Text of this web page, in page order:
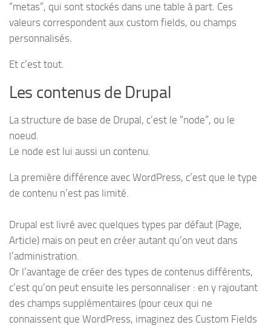
“metas”, qui sont stockés dans une table à part. Ces
valeurs correspondent aux custom fields, ou champs
personnalisés.
Et c’est tout.
Les contenus de Drupal
La structure de base de Drupal, c’est le “node”, ou le
noeud.
Le node est lui aussi un contenu.
La première différence avec WordPress, c’est que le type
de contenu n’est pas limité.
Drupal est livré avec quelques types par défaut (Page,
Article) mais on peut en créer autant qu’on veut dans
l’administration.
Or l’avantage de créer des types de contenus différents,
c’est qu’on peut ensuite les personnaliser : en y rajoutant
des champs supplémentaires (pour ceux qui ne
connaissent que WordPress, imaginez des Custom Fields